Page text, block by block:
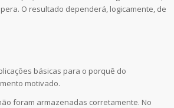
O resultado dependerá, logicamente, de
básicas para o porquê do
motivado.
foram armazenadas corretamente. No